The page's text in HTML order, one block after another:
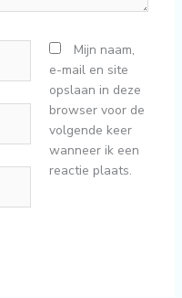
Mijn naam,
e-mail en site
opslaan in deze
browser voor de
volgende keer
wanneer ik een
reactie plaats.